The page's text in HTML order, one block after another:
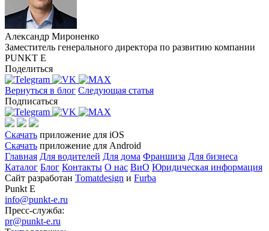
Александр Мироненко
Заместитель генерального директора по развитию компании
PUNKT E
Поделиться
Вернуться в блог Следующая статья
Подписаться
Скачать приложение для iOS
Скачать приложение для Android
Главная Для водителей Для дома Франшиза Для бизнеса
Каталог Блог Контакты О нас ВиО Юридическая информация
Сайт разработан Tomatdesign и Furba
Punkt E
info@punkt-e.ru
Пресс-служба:
pr@punkt-e.ru